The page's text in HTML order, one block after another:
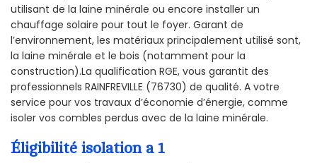
utilisant de la laine minérale ou encore installer un
chauffage solaire pour tout le foyer. Garant de
l’environnement, les matériaux principalement utilisé sont,
la laine minérale et le bois (notamment pour la
construction).La qualification RGE, vous garantit des
professionnels RAINFREVILLE (76730) de qualité. A votre
service pour vos travaux d’économie d’énergie, comme
isoler vos combles perdus avec de la laine minérale.
Éligibilité isolation a 1